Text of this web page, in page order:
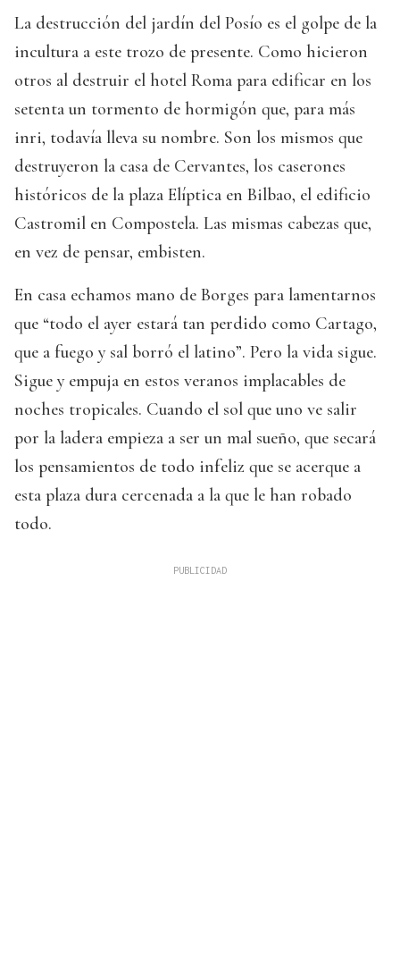
La destrucción del jardín del Posío es el golpe de la
incultura a este trozo de presente. Como hicieron
otros al destruir el hotel Roma para edificar en los
setenta un tormento de hormigón que, para más
inri, todavía lleva su nombre. Son los mismos que
destruyeron la casa de Cervantes, los caserones
históricos de la plaza Elíptica en Bilbao, el edificio
Castromil en Compostela. Las mismas cabezas que,
en vez de pensar, embisten.
En casa echamos mano de Borges para lamentarnos
que “todo el ayer estará tan perdido como Cartago,
que a fuego y sal borró el latino”. Pero la vida sigue.
Sigue y empuja en estos veranos implacables de
noches tropicales. Cuando el sol que uno ve salir
por la ladera empieza a ser un mal sueño, que secará
los pensamientos de todo infeliz que se acerque a
esta plaza dura cercenada a la que le han robado
todo.